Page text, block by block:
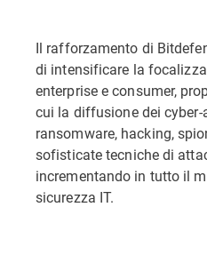
Il rafforzamento di
di intensificare la
enterprise e consumer,
cui la diffusione dei
ransomware, hacking,
sofisticate tecniche di
incrementando in tutto il
sicurezza IT.